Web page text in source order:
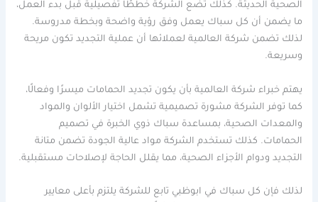
الصحية الحديثة. كذلك تضع الشركة خططًا تفصيلية قبل بدء العمل،
ما يضمن أن كل سباك يعمل وفق رؤية واضحة وبخطة مدروسة.
لذلك تضمن شركة العالمية لعملائها أن عملية التجديد تكون مريحة
وسريعة.
يهتم خبراء شركة العالمية بأن يكون تجديد الحمامات ميسرًا وفعالًا،
كما توفر الشركة مشورة تصميمية تشمل اختيار الألوان والمواد
والمعدات الصحية، بمساعدة سباك ذوي الخبرة في تصميم
الحمامات. كذلك تستخدم الشركة مواد عالية الجودة تضمن متانة
التجديد ودوام الأجزاء الصحية، مما يقلل الحاجة لإصلاحات مستقبلية.
لذلك فإن كل سباك في ابوظبي تابع للشركة يلتزم بأعلى معايير